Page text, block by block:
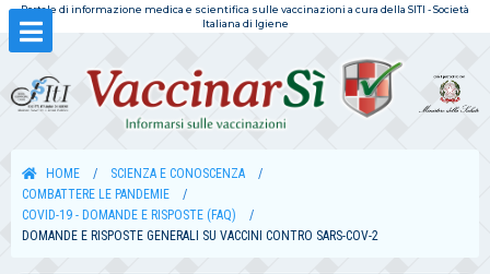
Portale di informazione medica e scientifica sulle vaccinazioni a cura della SITI - Società
Italiana di Igiene
HOME
SCIENZA E CONOSCENZA
COMBATTERE LE PANDEMIE
COVID-19 - DOMANDE E RISPOSTE (FAQ)
DOMANDE E RISPOSTE GENERALI SU VACCINI CONTRO SARS-COV-2